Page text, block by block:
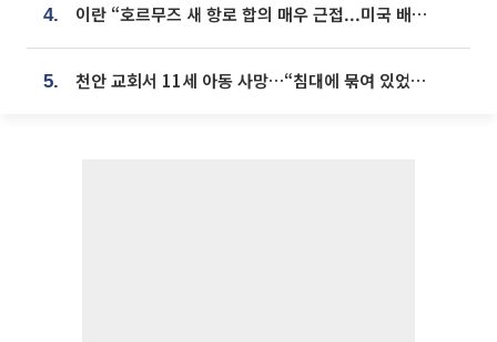
4. 이란 “호르무즈 새 항로 합의 매우 근접...미국 배상 먼저”
5. 천안 교회서 11세 아동 사망…“침대에 묶여 있었다” 진술 확보